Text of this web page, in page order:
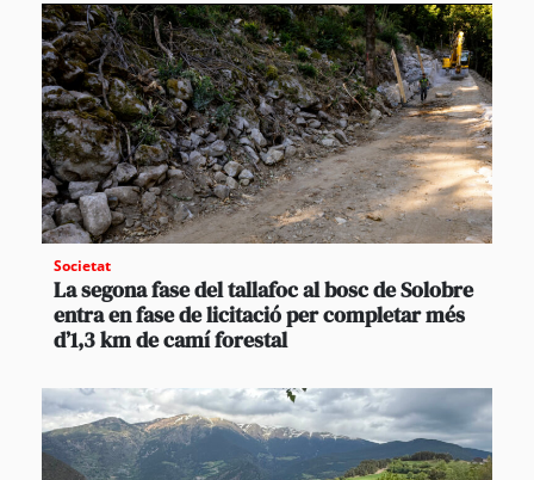
Societat
La segona fase del tallafoc al bosc de Solobre
entra en fase de licitació per completar més
d’1,3 km de camí forestal